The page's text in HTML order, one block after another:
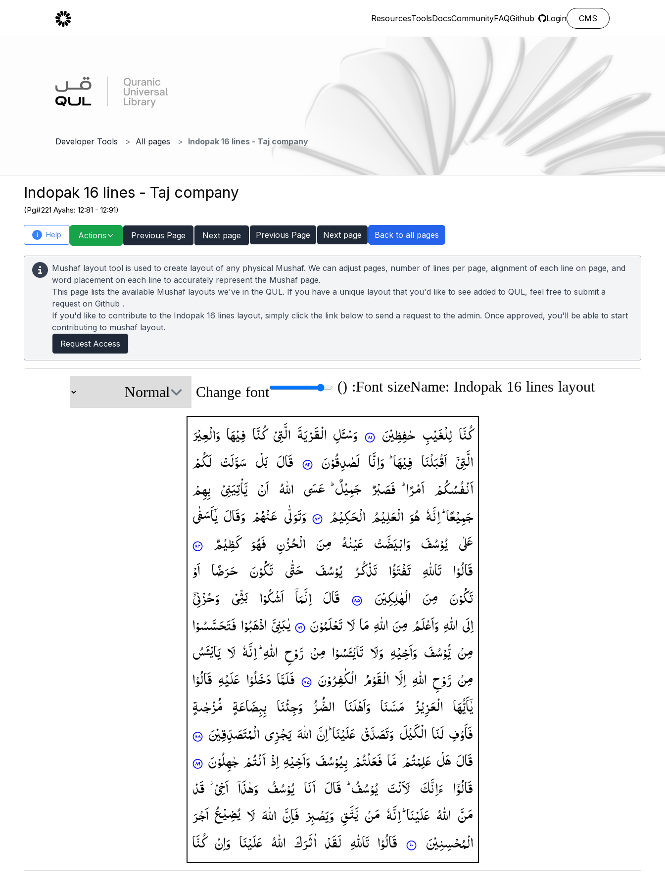
ResourcesToolsDocsCommunityFAQGithub Login CMS
Developer Tools All pages Indopak 16 lines - Taj company
Indopak 16 lines - Taj company
(Pg#221 Ayahs: 12:81 - 12:91)
i Help Actions Previous Page Next page Previous Page Next page Back to all pages
Mushaf layout tool is used to create layout of any physical Mushaf. We can adjust pages, number of lines per page, alignment of each line on page, and
word placement on each line to accurately represent the Mushaf page.
This page lists the available Mushaf layouts we've in the QUL. If you have a unique layout that you'd like to see added to QUL, feel free to submit a
request on Github .
If you'd like to contribute to the Indopak 16 lines layout, simply click the link below to send a request to the admin. Once approved, you'll be able to start
contributing to mushaf layout.
Request Access
Name: Indopak 16 lines layout
Font size: (
)
Change font
كُنَّا لِلْغَیْبِ حٰفِظِیْنَ وَسْـَٔلِ الْقَرْیَةَ الَّتِیْ كُنَّا فِیْهَا وَالْعِیْرَ
الَّتِیْۤ اَقْبَلْنَا فِیْهَا ؕ وَاِنَّا لَصٰدِقُوْنَ قَالَ بَلْ سَوَّلَتْ لَكُمْ
اَنْفُسُكُمْ اَمْرًا ؕ فَصَبْرٌ جَمِیْلٌ ؕ عَسَی اللّٰهُ اَنْ یَّاْتِیَنِیْ بِهِمْ
جَمِیْعًا ؕ اِنَّهٗ هُوَ الْعَلِیْمُ الْحَكِیْمُ وَتَوَلّٰی عَنْهُمْ وَقَالَ یٰۤاَسَفٰی
عَلٰی یُوْسُفَ وَابْیَضَّتْ عَیْنٰهُ مِنَ الْحُزْنِ فَهُوَ كَظِیْمٌ
قَالُوْا تَاللّٰهِ تَفْتَؤُا تَذْكُرُ یُوْسُفَ حَتّٰی تَكُوْنَ حَرَضًا اَوْ
تَكُوْنَ مِنَ الْهٰلِكِیْنَ قَالَ اِنَّمَاۤ اَشْكُوْا بَثِّیْ وَحُزْنِیْۤ
اِلَیاللّٰهِوَاَعْلَمُمِنَاللّٰهِمَالَاتَعْلَمُوْنَ یٰبَنِیَّاذْهَبُوْافَتَحَسَّسُوْا
مِنْ یُّوْسُفَ وَاَخِیْهِ وَلَا تَایْـَٔسُوْا مِنْ رَّوْحِ اللّٰهِ ؕ اِنَّهٗ لَا یَایْـَٔسُ
مِنْ رَّوْحِ اللّٰهِ اِلَّا الْقَوْمُ الْكٰفِرُوْنَ فَلَمَّا دَخَلُوْا عَلَیْهِ قَالُوْا
یٰۤاَیُّهَا الْعَزِیْزُ مَسَّنَا وَاَهْلَنَا الضُّرُّ وَجِئْنَا بِبِضَاعَةٍ مُّزْجٰىةٍ
فَاَوْفِلَنَاالْكَیْلَ وَتَصَدَّقْعَلَیْنَا ؕاِنَّاللّٰهَیَجْزِی الْمُتَصَدِّقِیْنَ
قَالَهَلْعَلِمْتُمْمَّافَعَلْتُمْبِیُوْسُفَ وَاَخِیْهِاِذْاَنْتُمْجٰهِلُوْنَ
قَالُوْۤا ءَاِنَّكَ لَاَنْتَ یُوْسُفُ ؕ قَالَ اَنَا یُوْسُفُ وَهٰذَاۤ اَخِیْ ؗ قَدْ
مَنَّ اللّٰهُ عَلَیْنَا ؕ اِنَّهٗ مَنْ یَّتَّقِ وَیَصْبِرْ فَاِنَّ اللّٰهَ لَا یُضِیْعُ اَجْرَ
الْمُحْسِنِیْنَ
قَالُوْا تَاللّٰهِ لَقَدْ اٰثَرَكَ اللّٰهُ عَلَیْنَا وَاِنْ كُنَّا